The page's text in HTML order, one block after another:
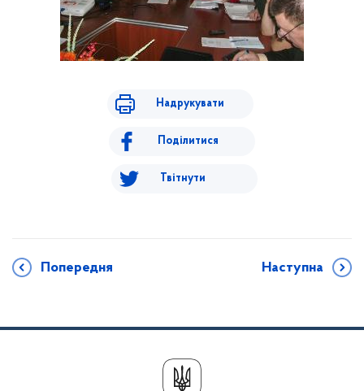
Надрукувати
Поділитися
Твітнути
Попередня Наступна